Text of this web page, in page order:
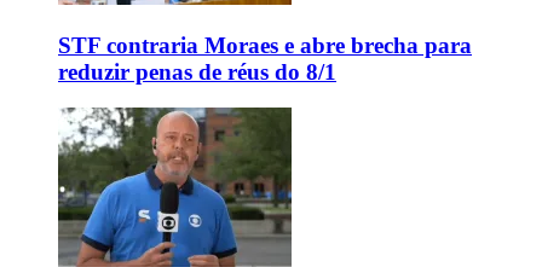
STF contraria Moraes e abre brecha para
reduzir penas de réus do 8/1